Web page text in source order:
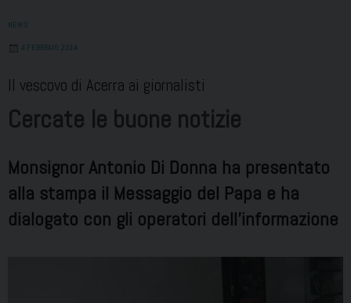
NEWS
4 FEBBRAIO 2014
Il vescovo di Acerra ai giornalisti
Cercate le buone notizie
Monsignor Antonio Di Donna ha presentato
alla stampa il Messaggio del Papa e ha
dialogato con gli operatori dell'informazione